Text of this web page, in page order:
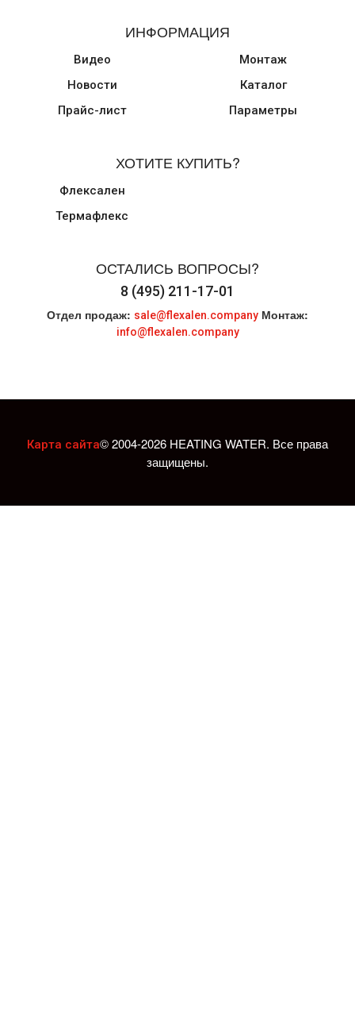
ИНФОРМАЦИЯ
Видео
Новости
Прайс-лист
Монтаж
Каталог
Параметры
ХОТИТЕ КУПИТЬ?
Флексален
Термафлекс
ОСТАЛИСЬ ВОПРОСЫ?
8 (495) 211-17-01
Отдел продаж: sale@flexalen.company Монтаж:
info@flexalen.company
Карта сайта© 2004-2026 HEATING WATER. Все права
защищены.